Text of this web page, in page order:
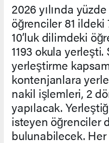
2026 yılında
öğrenciler 81 ildeki
10’luk dilimdeki
1193 okula yerleşti.
yerleştirme
kontenjanlara
nakil işlemleri, 2
yapılacak.
isteyen öğrenciler
bulunabilecek.